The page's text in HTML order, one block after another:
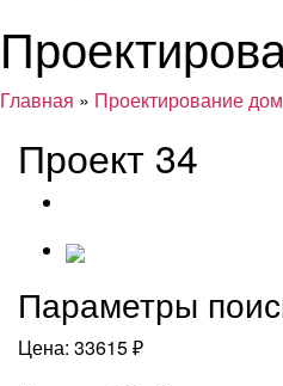
Главная » Проектирование
Проект 34
Параметры
Цена: 33615 ₽